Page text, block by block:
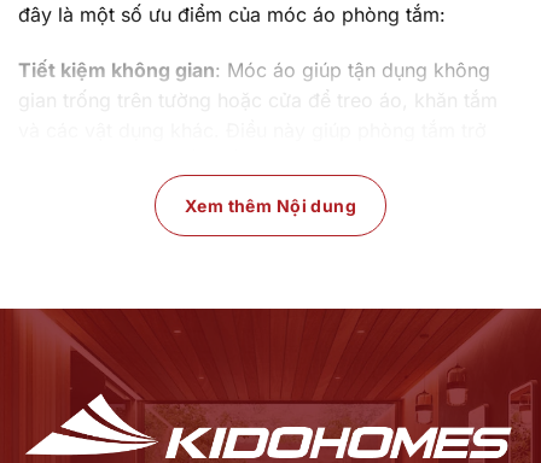
đây là một số ưu điểm của móc áo phòng tắm:
Tiết kiệm không gian: Móc áo giúp tận dụng không
gian trống trên tường hoặc cửa để treo áo, khăn tắm
: Móc áo giúp bạn duy trì trật tự trong
áo hoặc khăn tắm.
Thuận tiện sử dụng:
Móc áo làm cho việc treo và lấy
đồ trở nên dễ dàng hơn, giúp bạn tiết kiệm thời gian và
nỗ lực.
Xem thêm Nội dung